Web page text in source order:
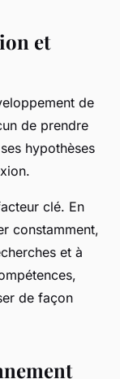
et
de
de prendre
hypothèses
clé. En
constamment,
et à
de façon